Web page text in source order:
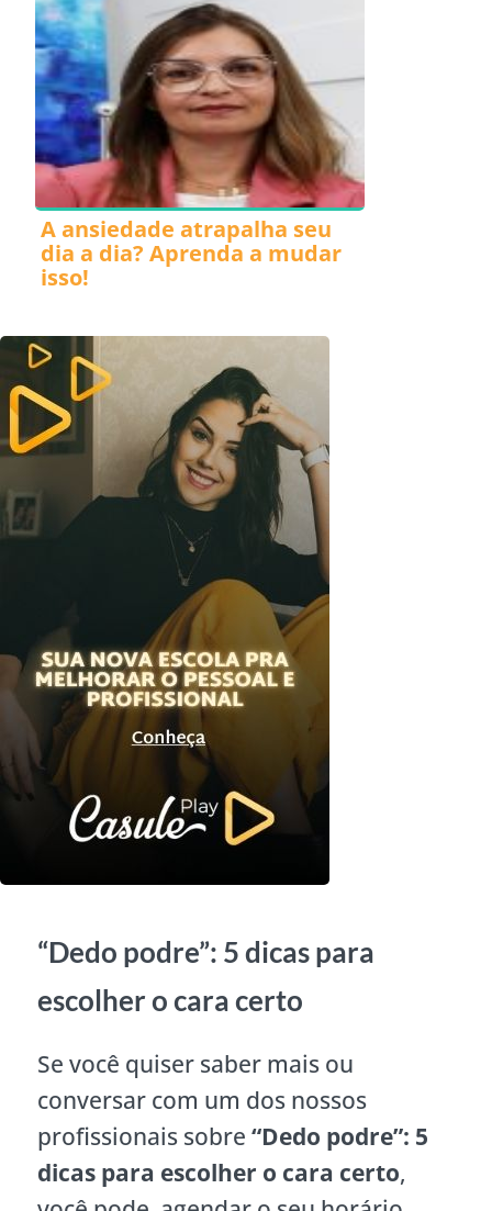
A ansiedade atrapalha seu
dia a dia? Aprenda a mudar
isso!
“Dedo podre”: 5 dicas para
escolher o cara certo
Se você quiser saber mais ou
conversar com um dos nossos
profissionais sobre “Dedo podre”: 5
dicas para escolher o cara certo,